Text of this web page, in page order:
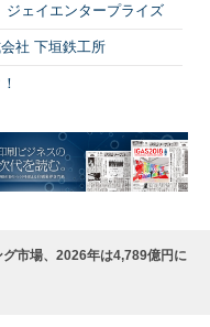
ジェイエンタープライズ
社 下垣鉄工所
市場、2026年は4,789億円に